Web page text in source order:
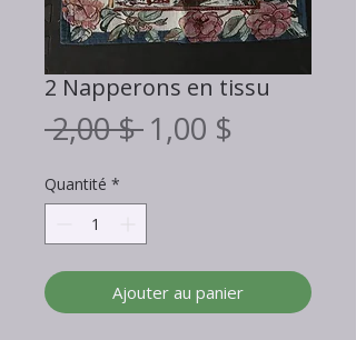
2 Napperons en tissu
2,00 $ Prix
1,00 $
Quantité *
Ajouter au panier